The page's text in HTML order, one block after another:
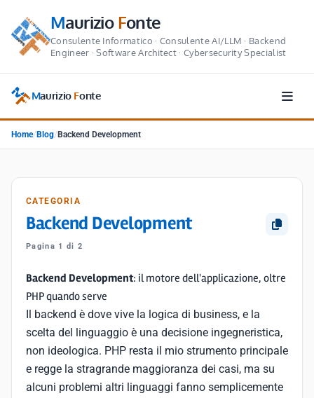
MaurizioFonte
Consulente Informatico · Consulente AI/LLM · Backend
Engineer · Software Architect · Cybersecurity Specialist
Maurizio Fonte
Home/ Blog/ Backend Development
CATEGORIA
Backend Development
Pagina 1 di 2
Backend Development: il motore dell'applicazione, oltre
PHP quando serve
Il backend è dove vive la logica di business, e la
scelta del linguaggio è una decisione ingegneristica,
non ideologica. PHP resta il mio strumento principale
e regge la stragrande maggioranza dei casi, ma su
alcuni problemi altri linguaggi fanno semplicemente